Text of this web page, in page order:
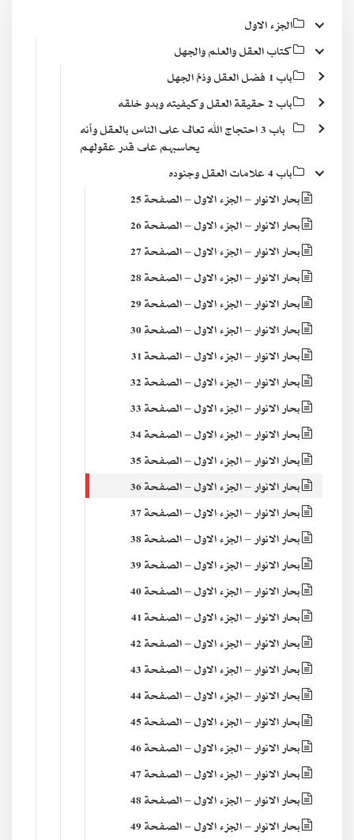
الجزء الاول
كتاب العقل والعلم والجهل
باب 1 فضل العقل وذمّ الجهل
باب 2 حقيقة العقل وكيفيته وبدو خلقه
باب 3 احتجاج الله تعالى على الناس بالعقل وأنه
يحاسبهم على قدر عقولهم
باب 4 علامات العقل وجنوده
بحار الانوار – الجزء الاول – الصفحة 25
بحار الانوار – الجزء الاول – الصفحة 26
بحار الانوار – الجزء الاول – الصفحة 27
بحار الانوار – الجزء الاول – الصفحة 28
بحار الانوار – الجزء الاول – الصفحة 29
بحار الانوار – الجزء الاول – الصفحة 30
بحار الانوار – الجزء الاول – الصفحة 31
بحار الانوار – الجزء الاول – الصفحة 32
بحار الانوار – الجزء الاول – الصفحة 33
بحار الانوار – الجزء الاول – الصفحة 34
بحار الانوار – الجزء الاول – الصفحة 35
بحار الانوار – الجزء الاول – الصفحة 36
بحار الانوار – الجزء الاول – الصفحة 37
بحار الانوار – الجزء الاول – الصفحة 38
بحار الانوار – الجزء الاول – الصفحة 39
بحار الانوار – الجزء الاول – الصفحة 40
بحار الانوار – الجزء الاول – الصفحة 41
بحار الانوار – الجزء الاول – الصفحة 42
بحار الانوار – الجزء الاول – الصفحة 43
بحار الانوار – الجزء الاول – الصفحة 44
بحار الانوار – الجزء الاول – الصفحة 45
بحار الانوار – الجزء الاول – الصفحة 46
بحار الانوار – الجزء الاول – الصفحة 47
بحار الانوار – الجزء الاول – الصفحة 48
بحار الانوار – الجزء الاول – الصفحة 49